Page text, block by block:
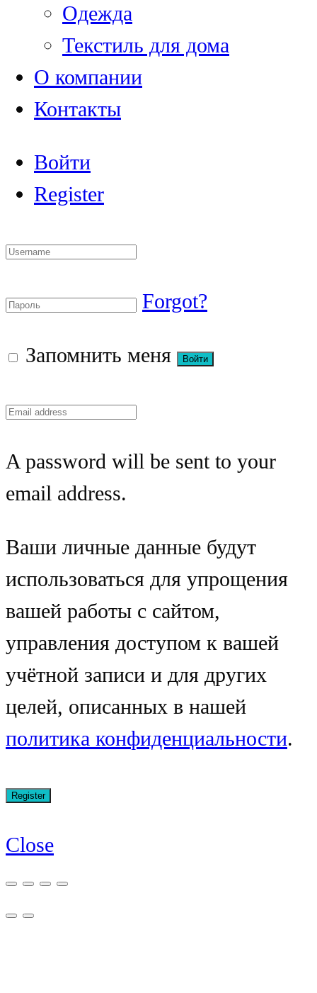
Одежда
Текстиль для дома
О компании
Контакты
Войти
Register
Forgot?
Запомнить меня
A password will be sent to your
email address.
Ваши личные данные будут
использоваться для упрощения
вашей работы с сайтом,
управления доступом к вашей
учётной записи и для других
целей, описанных в нашей
политика конфиденциальности.
Close